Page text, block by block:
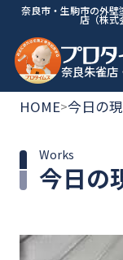
奈良市・生駒市の外
店（株式
奈良朱雀店
HOME>今日の
今日の
Works